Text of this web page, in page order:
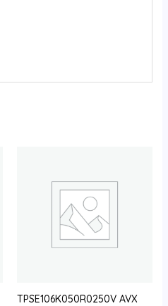
TPSE106K050R0250V AVX